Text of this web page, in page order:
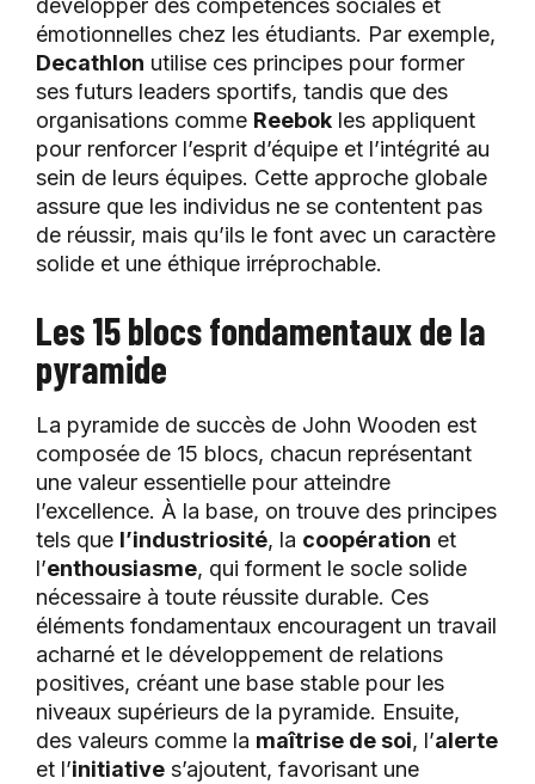
développer des compétences sociales et
émotionnelles chez les étudiants. Par exemple,
Decathlon utilise ces principes pour former
ses futurs leaders sportifs, tandis que des
organisations comme Reebok les appliquent
pour renforcer l’esprit d’équipe et l’intégrité au
sein de leurs équipes. Cette approche globale
assure que les individus ne se contentent pas
de réussir, mais qu’ils le font avec un caractère
solide et une éthique irréprochable.
Les 15 blocs fondamentaux de la
pyramide
La pyramide de succès de John Wooden est
composée de 15 blocs, chacun représentant
une valeur essentielle pour atteindre
l’excellence. À la base, on trouve des principes
tels que l’industriosité, la coopération et
l’enthousiasme, qui forment le socle solide
nécessaire à toute réussite durable. Ces
éléments fondamentaux encouragent un travail
acharné et le développement de relations
positives, créant une base stable pour les
niveaux supérieurs de la pyramide. Ensuite,
des valeurs comme la maîtrise de soi, l’alerte
et l’initiative s’ajoutent, favorisant une